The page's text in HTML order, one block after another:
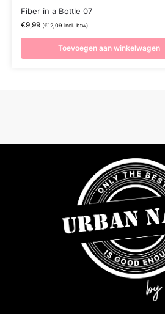
Fiber in a Bottle 07
€9,99 (€12,09 incl. btw)
Toevoegen aan winkelwagen